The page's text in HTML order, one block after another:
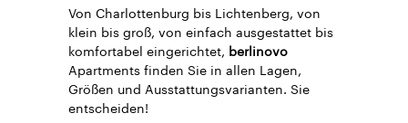
Von Charlottenburg bis Lichtenberg, von
klein bis groß, von einfach ausgestattet bis
komfortabel eingerichtet, berlinovo
Apartments finden Sie in allen Lagen,
Größen und Ausstattungsvarianten. Sie
entscheiden!